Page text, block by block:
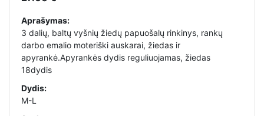
Aprašymas:
3 dalių, baltų vyšnių žiedų papuošalų rinkinys, rankų
darbo emalio moteriški auskarai, žiedas ir
apyrankė.Apyrankės dydis reguliuojamas, žiedas
18dydis
Dydis:
M-L